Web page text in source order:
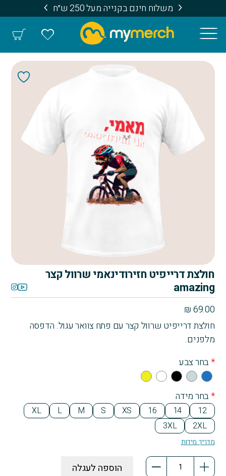
משלוח חינם בקנייה מעל 250 ש״ח
חולצת דרייפיט חזירודינאמי שרוול קצר
amazing
₪69.00
חולצת דרייפיט שרוול קצר עם פתח צוואר עגול. הדפסה
מלפנים.
*בחר צבע
Blu
e
Gra
Bla
Whi
Yell
*בחר מידה
12
14
16
XS
S
M
L
XL
2XL
3XL
מדריך מידות
כמות
הוספה לעגלה